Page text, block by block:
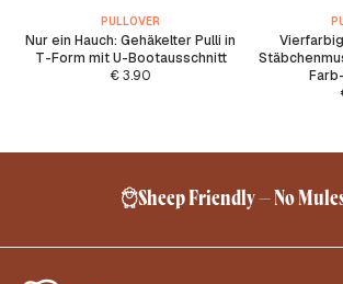
PULLOVER
Nur ein Hauch: Gehäkelter Pulli in
T-Form mit U-Bootausschnitt
€3.90
Kostenlose Lieferung ab